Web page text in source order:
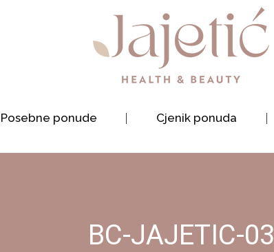
Posebne ponude Cjenik ponuda
BC-JAJETIC-03